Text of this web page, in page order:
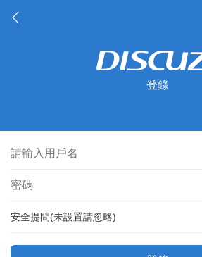
登錄
安全提問(未設置請忽略)